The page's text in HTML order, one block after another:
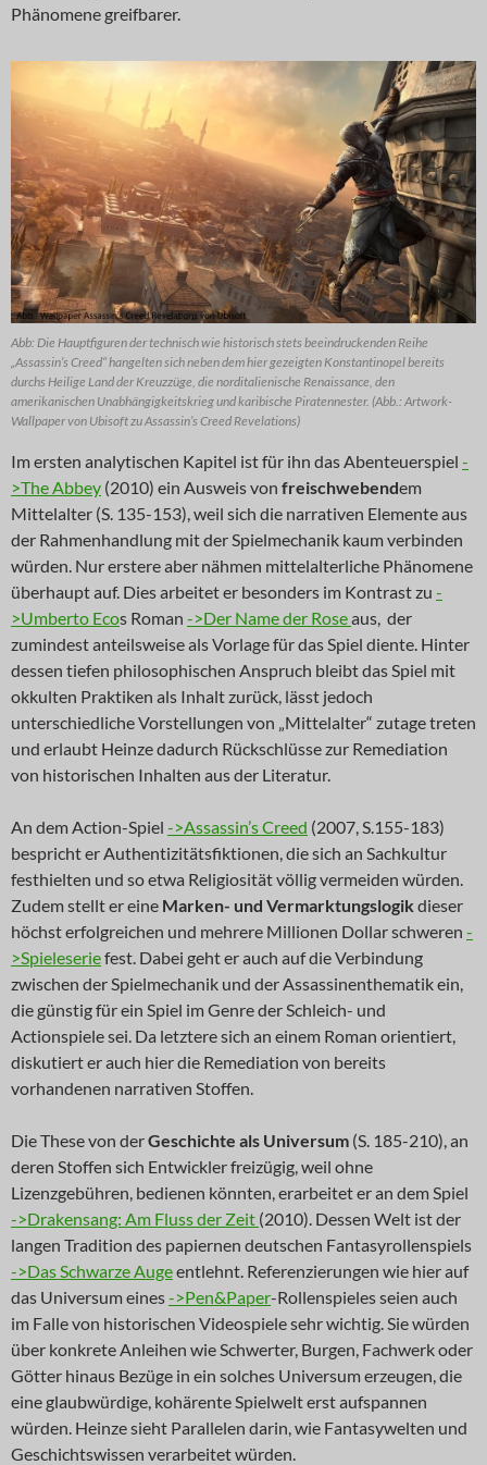
Phänomene greifbarer.
Abb: Die Hauptfiguren der technisch wie historisch stets beeindruckenden Reihe
„Assassin’s Creed“ hangelten sich neben dem hier gezeigten Konstantinopel bereits
durchs Heilige Land der Kreuzzüge, die norditalienische Renaissance, den
amerikanischen Unabhängigkeitskrieg und karibische Piratennester. (Abb.: Artwork-
Wallpaper von Ubisoft zu Assassin’s Creed Revelations)
Im ersten analytischen Kapitel ist für ihn das Abenteuerspiel -
>The Abbey (2010) ein Ausweis von freischwebendem
Mittelalter (S. 135-153), weil sich die narrativen Elemente aus
der Rahmenhandlung mit der Spielmechanik kaum verbinden
würden. Nur erstere aber nähmen mittelalterliche Phänomene
überhaupt auf. Dies arbeitet er besonders im Kontrast zu -
>Umberto Ecos Roman ->Der Name der Roseaus, der
zumindest anteilsweise als Vorlage für das Spiel diente. Hinter
dessen tiefen philosophischen Anspruch bleibt das Spiel mit
okkulten Praktiken als Inhalt zurück, lässt jedoch
unterschiedliche Vorstellungen von „Mittelalter“ zutage treten
und erlaubt Heinze dadurch Rückschlüsse zur Remediation
von historischen Inhalten aus der Literatur.
An dem Action-Spiel ->Assassin’s Creed (2007, S.155-183)
bespricht er Authentizitätsfiktionen, die sich an Sachkultur
festhielten und so etwa Religiosität völlig vermeiden würden.
Zudem stellt er eine Marken- und Vermarktungslogikdieser
höchst erfolgreichen und mehrere Millionen Dollar schweren -
>Spieleseriefest. Dabei geht er auch auf die Verbindung
zwischen der Spielmechanik und der Assassinenthematik ein,
die günstig für ein Spiel im Genre der Schleich- und
Actionspiele sei. Da letztere sich an einem Roman orientiert,
diskutiert er auch hier die Remediation von bereits
vorhandenen narrativen Stoffen.
Die These von derGeschichte als Universum (S. 185-210), an
deren Stoffen sich Entwickler freizügig, weil ohne
Lizenzgebühren, bedienen könnten, erarbeitet er an dem Spiel
->Drakensang: Am Fluss der Zeit (2010). Dessen Welt ist der
langen Tradition des papiernen deutschen Fantasyrollenspiels
->Das Schwarze Augeentlehnt. Referenzierungen wie hier auf
das Universum eines->Pen&Paper-Rollenspieles seien auch
im Falle von historischen Videospiele sehr wichtig. Sie würden
über konkrete Anleihen wie Schwerter, Burgen, Fachwerk oder
Götter hinaus Bezüge in ein solches Universum erzeugen, die
eine glaubwürdige, kohärente Spielwelt erst aufspannen
würden. Heinze sieht Parallelen darin, wie Fantasywelten und
Geschichtswissen verarbeitet würden.